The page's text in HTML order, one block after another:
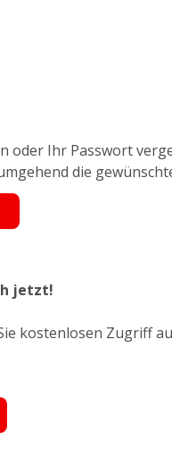
oder Ihr Passwort
die
jetzt!
kostenlosen Zugriff